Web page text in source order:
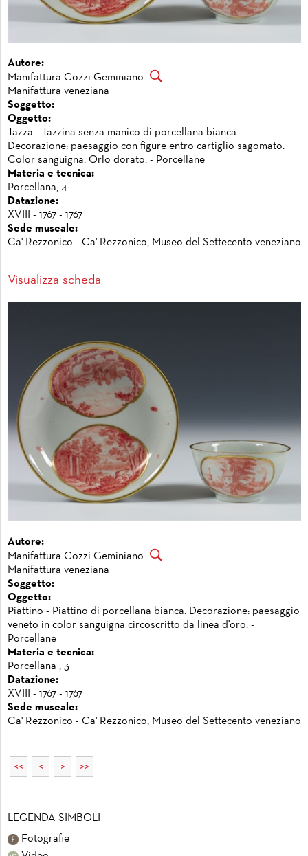
Autore:
Manifattura Cozzi Geminiano
Manifattura veneziana
Soggetto:
Oggetto:
Tazza - Tazzina senza manico di porcellana bianca.
Decorazione: paesaggio con figure entro cartiglio sagomato.
Color sanguigna. Orlo dorato. - Porcellane
Materia e tecnica:
Porcellana, 4
Datazione:
XVIII - 1767 - 1767
Sede museale:
Ca' Rezzonico - Ca' Rezzonico, Museo del Settecento veneziano
Visualizza scheda
Autore:
Manifattura Cozzi Geminiano
Manifattura veneziana
Soggetto:
Oggetto:
Piattino - Piattino di porcellana bianca. Decorazione: paesaggio
veneto in color sanguigna circoscritto da linea d'oro. -
Porcellane
Materia e tecnica:
Porcellana , 3
Datazione:
XVIII - 1767 - 1767
Sede museale:
Ca' Rezzonico - Ca' Rezzonico, Museo del Settecento veneziano
<< < > >>
LEGENDA SIMBOLI
Fotografie